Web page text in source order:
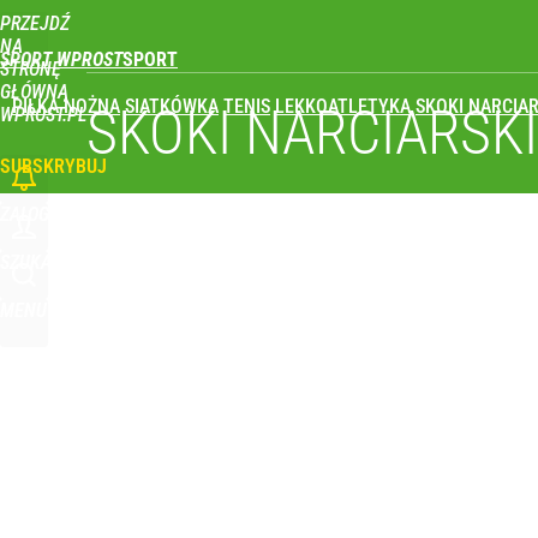
PRZEJDŹ
NA
STRONĘ
GŁÓWNĄ
WPROST.PL
SPORT WPROST
PIŁKA NOŻNA SIATKÓWKA TENIS LEKKOATLETYKA SKOKI
SUBSKRYBUJSKOKI